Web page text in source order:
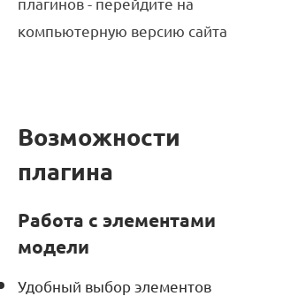
компьютерную версию сайта
Возможности
плагина
Работа с элементами
модели
Удобный выбор элементов